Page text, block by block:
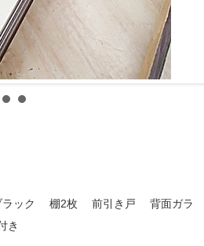
ック 棚2枚 前引き戸 背面ガラ
き